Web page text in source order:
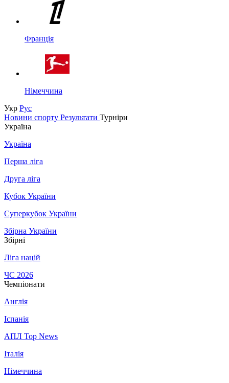
Франція
Німеччина
Укр Рус
Новини спорту Результати Турніри
Україна
Україна
Перша ліга
Друга ліга
Кубок України
Суперкубок України
Збірна України
Збірні
Ліга націй
ЧС 2026
Чемпіонати
Англія
Іспанія
АПЛ Top News
Італія
Німеччина